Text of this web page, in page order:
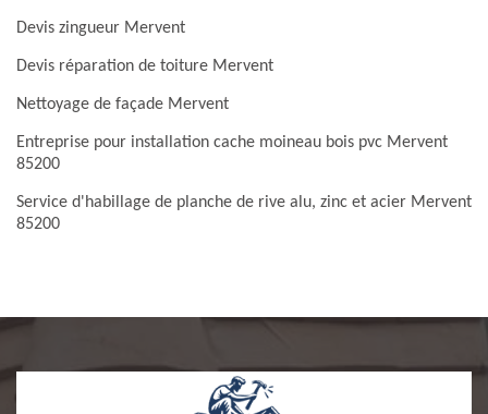
Devis zingueur Mervent
Devis réparation de toiture Mervent
Nettoyage de façade Mervent
Entreprise pour installation cache moineau bois pvc Mervent
85200
Service d'habillage de planche de rive alu, zinc et acier Mervent
85200